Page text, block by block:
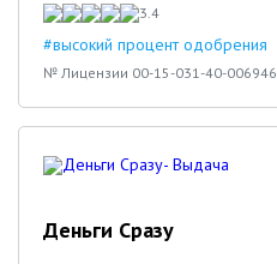
3.4
#высокий процент одобрения
№ Лицензии 00-15-031-40-006946
Деньги Сразу